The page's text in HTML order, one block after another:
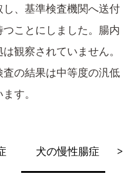
、基準検査機関へ送付
つことにしました。腸内
観察されていません。
の結果は中等度の汎低
す。
>
犬の慢性腸症